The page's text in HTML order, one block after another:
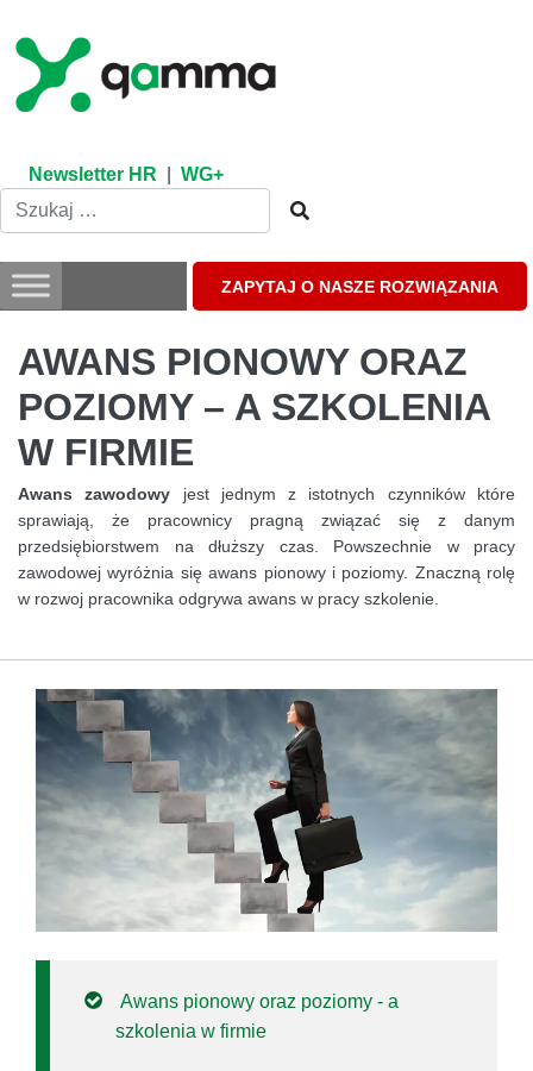
content
Newsletter HR WG+
ZAPYTAJ O NASZE ROZWIĄZANIA
AWANS PIONOWY ORAZ
POZIOMY – A SZKOLENIA
W FIRMIE
Awans zawodowy jest jednym z istotnych czynników które
sprawiają, że pracownicy pragną związać się z danym
przedsiębiorstwem na dłuższy czas. Powszechnie w pracy
zawodowej wyróżnia się awans pionowy i poziomy. Znaczną rolę
w rozwoj pracownika odgrywa awans w pracy szkolenie.
Awans pionowy oraz poziomy - a
szkolenia w firmie